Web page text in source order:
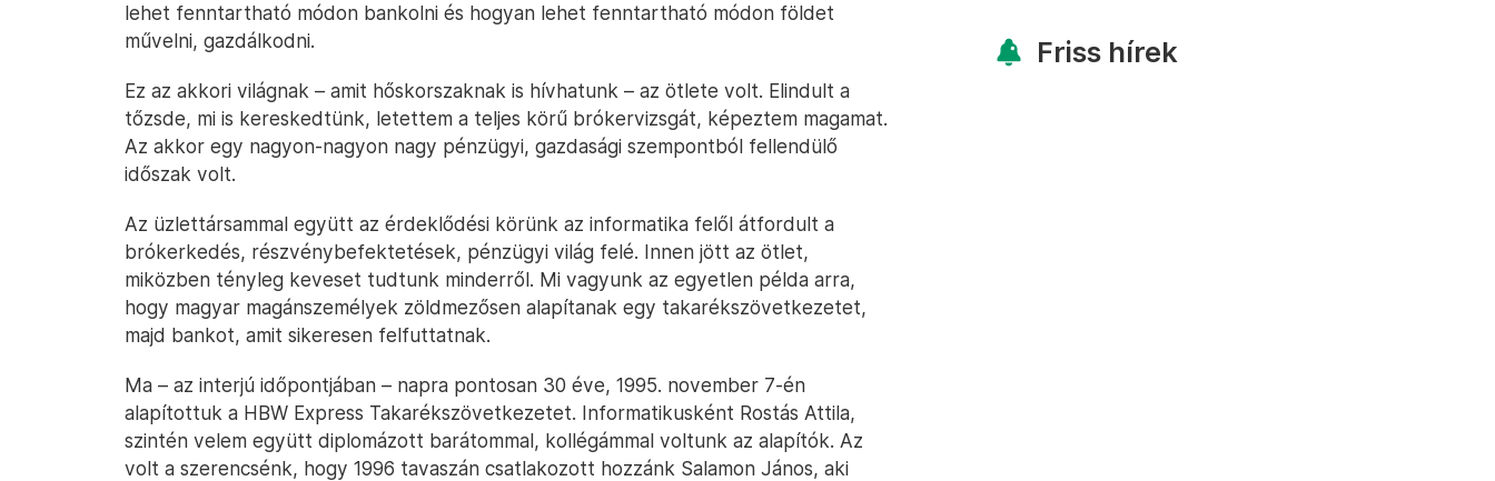
lehet fenntartható módon bankolni és hogyan lehet fenntartható módon földet
művelni, gazdálkodni.
Ez az akkori világnak – amit hőskorszaknak is hívhatunk – az ötlete volt. Elindult a
tőzsde, mi is kereskedtünk, letettem a teljes körű brókervizsgát, képeztem magamat.
Az akkor egy nagyon-nagyon nagy pénzügyi, gazdasági szempontból fellendülő
időszak volt.
Az üzlettársammal együtt az érdeklődési körünk az informatika felől átfordult a
brókerkedés, részvénybefektetések, pénzügyi világ felé. Innen jött az ötlet,
miközben tényleg keveset tudtunk minderről. Mi vagyunk az egyetlen példa arra,
hogy magyar magánszemélyek zöldmezősen alapítanak egy takarékszövetkezetet,
majd bankot, amit sikeresen felfuttatnak.
Ma – az interjú időpontjában – napra pontosan 30 éve, 1995. november 7-én
alapítottuk a HBW Express Takarékszövetkezetet. Informatikusként Rostás Attila,
szintén velem együtt diplomázott barátommal, kollégámmal voltunk az alapítók. Az
volt a szerencsénk, hogy 1996 tavaszán csatlakozott hozzánk Salamon János, aki
Friss hírek